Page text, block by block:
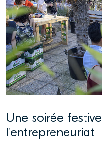
Une soirée
l'entrepreneuriat